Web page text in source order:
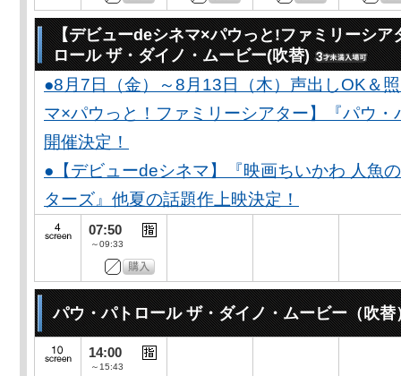
【デビューdeシネマ×パウっと!ファミリーシア
ロール ザ・ダイノ・ムービー(吹替)
●8月7日（金）～8月13日（木）声出しOK＆
マ×パウっと！ファミリーシアター】『パウ
開催決定！
●【デビューdeシネマ】『映画ちいかわ 人魚
ターズ』他夏の話題作上映決定！
07:50
～09:33
パウ・パトロール ザ・ダイノ・ムービー（吹替
14:00
～15:43